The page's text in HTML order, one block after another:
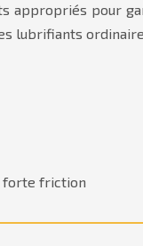
appropriés pour
lubrifiants
forte friction